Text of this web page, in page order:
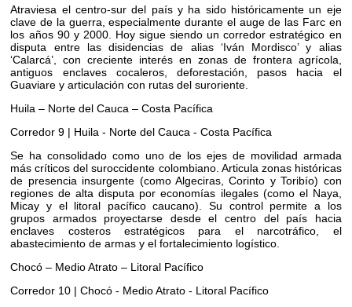
Atraviesa el centro-sur del país y ha sido históricamente un eje
clave de la guerra, especialmente durante el auge de las Farc en
los años 90 y 2000. Hoy sigue siendo un corredor estratégico en
disputa entre las disidencias de alias ‘Iván Mordisco’ y alias
‘Calarcá’, con creciente interés en zonas de frontera agrícola,
antiguos enclaves cocaleros, deforestación, pasos hacia el
Guaviare y articulación con rutas del suroriente.
Huila – Norte del Cauca – Costa Pacífica
Corredor 9 | Huila - Norte del Cauca - Costa Pacífica
Se ha consolidado como uno de los ejes de movilidad armada
más críticos del suroccidente colombiano. Articula zonas históricas
de presencia insurgente (como Algeciras, Corinto y Toribío) con
regiones de alta disputa por economías ilegales (como el Naya,
Micay y el litoral pacífico caucano). Su control permite a los
grupos armados proyectarse desde el centro del país hacia
enclaves costeros estratégicos para el narcotráfico, el
abastecimiento de armas y el fortalecimiento logístico.
Chocó – Medio Atrato – Litoral Pacífico
Corredor 10 | Chocó - Medio Atrato - Litoral Pacífico